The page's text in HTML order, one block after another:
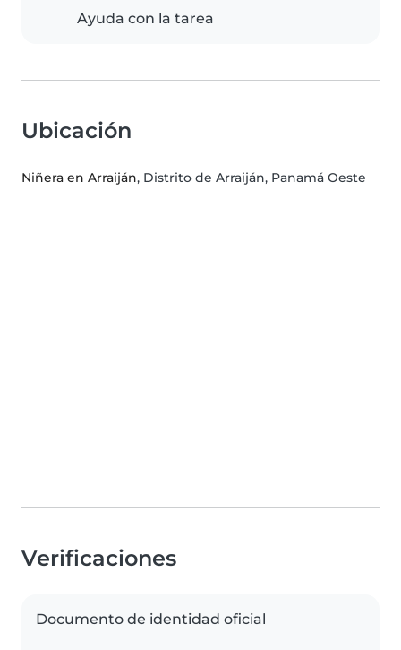
Ayuda con la tarea
Ubicación
Niñera en Arraiján, Distrito de Arraiján, Panamá Oeste
Verificaciones
Documento de identidad oficial